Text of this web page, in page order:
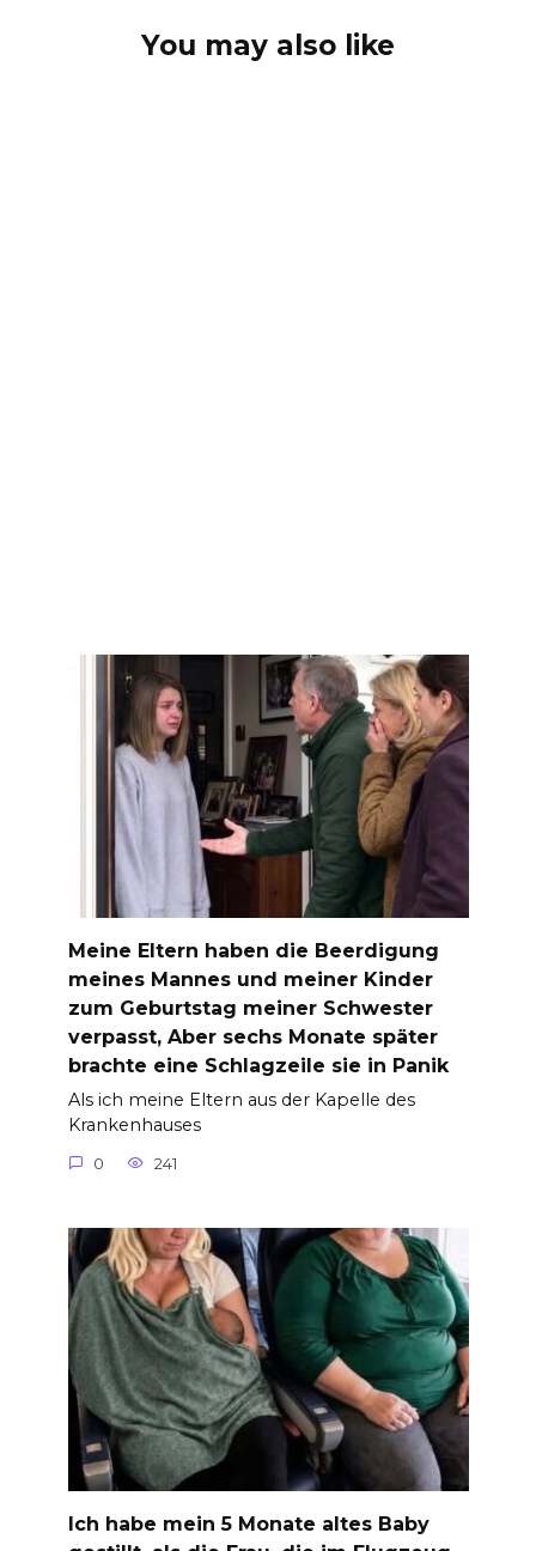
You may also like
Meine Eltern haben die Beerdigung
meines Mannes und meiner Kinder
zum Geburtstag meiner Schwester
verpasst, Aber sechs Monate später
brachte eine Schlagzeile sie in Panik
Als ich meine Eltern aus der Kapelle des
Krankenhauses
0 241
Ich habe mein 5 Monate altes Baby